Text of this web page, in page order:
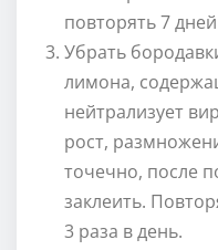
повторять 7
Убрать
лимона,
нейтрализует
рост,
точечно, после
заклеить.
3 раза в день.